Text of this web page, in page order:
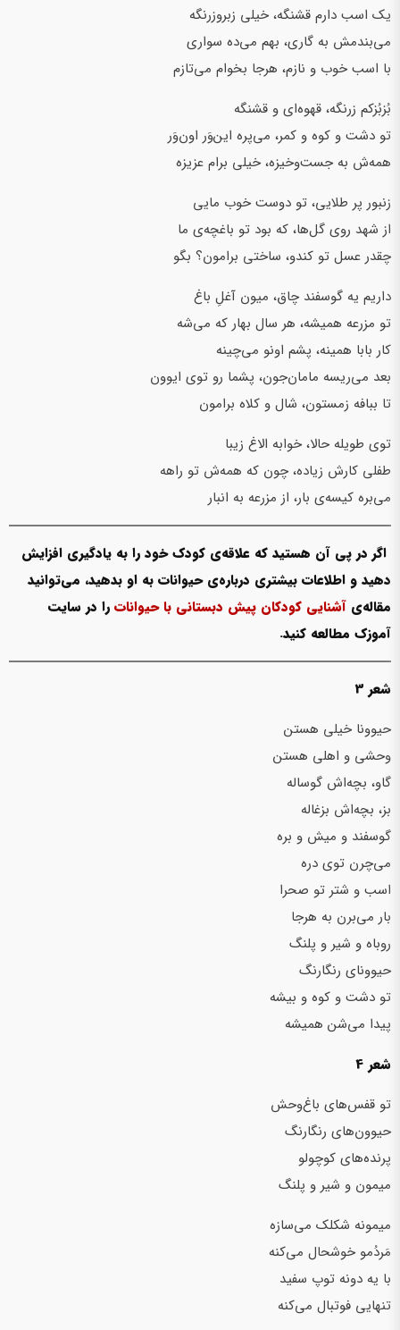
یک اسب دارم قشنگه، خیلی زبر‌و‌زرنگه
می‌بندمش به گاری، بهم می‌ده سواری
با اسب خوب و نازم، هرجا بخوام می‌تازم
بُزبُزکم زرنگه، قهوه‌ای و قشنگه
تو دشت و کوه و کمر، می‌پره این‌وَر اون‌وَر
همه‌ش به جست‌و‌خیزه، خیلی برام عزیزه
زنبور پر طلایی، تو دوست خوب مایی
از شهد روی گل‌ها، که بود تو باغچه‌ی ما
چقدر عسل تو کندو، ساختی برامون؟ بگو
داریم یه گوسفند چاق، میون آغلِ باغ
تو مزرعه همیشه، هر سال بهار که می‌شه
کار بابا همینه، پشم اونو می‌چینه
بعد می‌ریسه مامان‌جون، پشما رو توی ایوون
تا ببافه زمستون، شال و کلاه برامون
توی طویله حالا، خوابه الاغ زیبا
طفلی کارش زیاده، چون که همه‌ش تو راهه
می‌بره کیسه‌ی بار، از مزرعه به انبار
اگر در پی آن هستید که علاقه‌ی کودک‌ خود را به یادگیری افزایش
دهید و اطلاعات بیشتری درباره‌ی حیوانات به او بدهید، می‌توانید
مقاله‌ی آشنایی کودکان پیش دبستانی با حیوانات را در سایت
آموزک مطالعه کنید.
شعر 3
حیوونا خیلی هستن
وحشی و اهلی هستن
گاو، بچه‌اش گوساله
بز، بچه‌اش بزغاله
گوسفند و میش و بره
می‌چرن توی دره
اسب و شتر تو صحرا
بار می‌برن به هرجا
روباه و شیر و پلنگ
حیوونای رنگارنگ
تو دشت و کوه و بیشه
پیدا می‌شن همیشه
شعر 4
تو قفس‌هاي باغ‌وحش
حيوون‌هاي رنگارنگ
پرنده‌هاي كوچولو
ميمون و شير و پلنگ
ميمونه شكلك مي‌سازه
مَردُمو خوشحال مي‌كنه
با يه دونه توپ سفيد
تنهايي فوتبال مي‌كنه